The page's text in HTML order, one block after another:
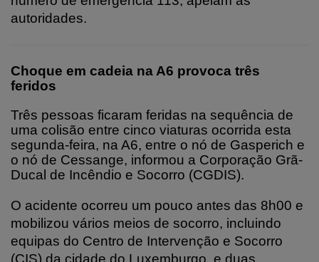
autoridades.
Choque em cadeia na A6 provoca três
feridos
Três pessoas ficaram feridas na sequência de
uma colisão entre cinco viaturas ocorrida esta
segunda-feira, na A6, entre o nó de Gasperich e
o nó de Cessange, informou a Corporação Grã-
Ducal de Incêndio e Socorro (CGDIS).
O acidente ocorreu um pouco antes das 8h00 e
mobilizou vários meios de socorro, incluindo
equipas do Centro de Intervenção e Socorro
(CIS) da cidade do Luxemburgo, e duas